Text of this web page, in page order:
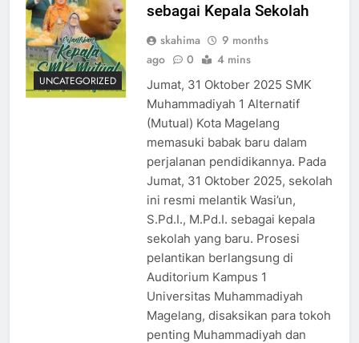
UNCATEGORIZED
sebagai Kepala Sekolah
skahima
9 months
ago
0 4 mins
Jumat, 31 Oktober 2025 SMK
Muhammadiyah 1 Alternatif
(Mutual) Kota Magelang
memasuki babak baru dalam
perjalanan pendidikannya. Pada
Jumat, 31 Oktober 2025, sekolah
ini resmi melantik Wasi’un,
S.Pd.I., M.Pd.I. sebagai kepala
sekolah yang baru. Prosesi
pelantikan berlangsung di
Auditorium Kampus 1
Universitas Muhammadiyah
Magelang, disaksikan para tokoh
penting Muhammadiyah dan